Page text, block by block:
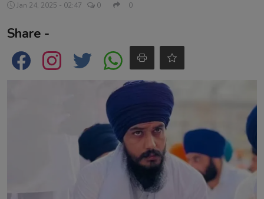
Sponsors
Matrimonial
Event
Jan 24, 2025 - 02:47 0 0
Share -